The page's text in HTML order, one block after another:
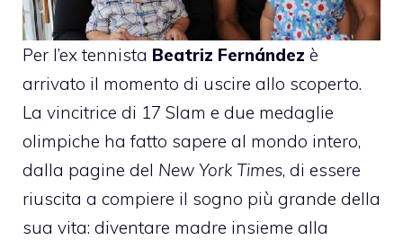
Per l’ex tennista Beatriz Fernández è
arrivato il momento di uscire allo scoperto.
La vincitrice di 17 Slam e due medaglie
olimpiche ha fatto sapere al mondo intero,
dalla pagine del New York Times, di essere
riuscita a compiere il sogno più grande della
sua vita: diventare madre insieme alla